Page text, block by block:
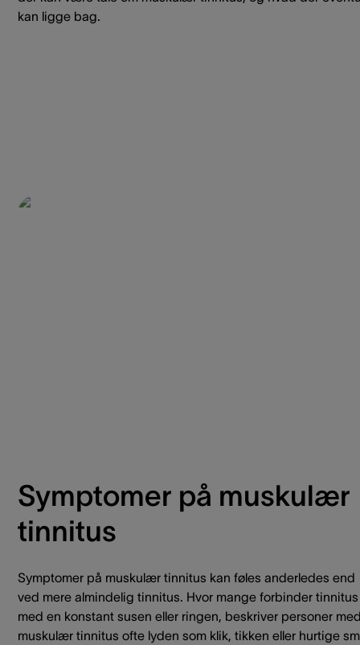
kan ligge bag.
Symptomer på muskulær
tinnitus
Symptomer på muskulær tinnitus kan føles anderledes end
ved mere almindelig tinnitus. Hvor mange forbinder tinnitus
med en konstant susen eller ringen, beskriver personer
muskulær tinnitus ofte lyden som klik, tikken eller hurtige